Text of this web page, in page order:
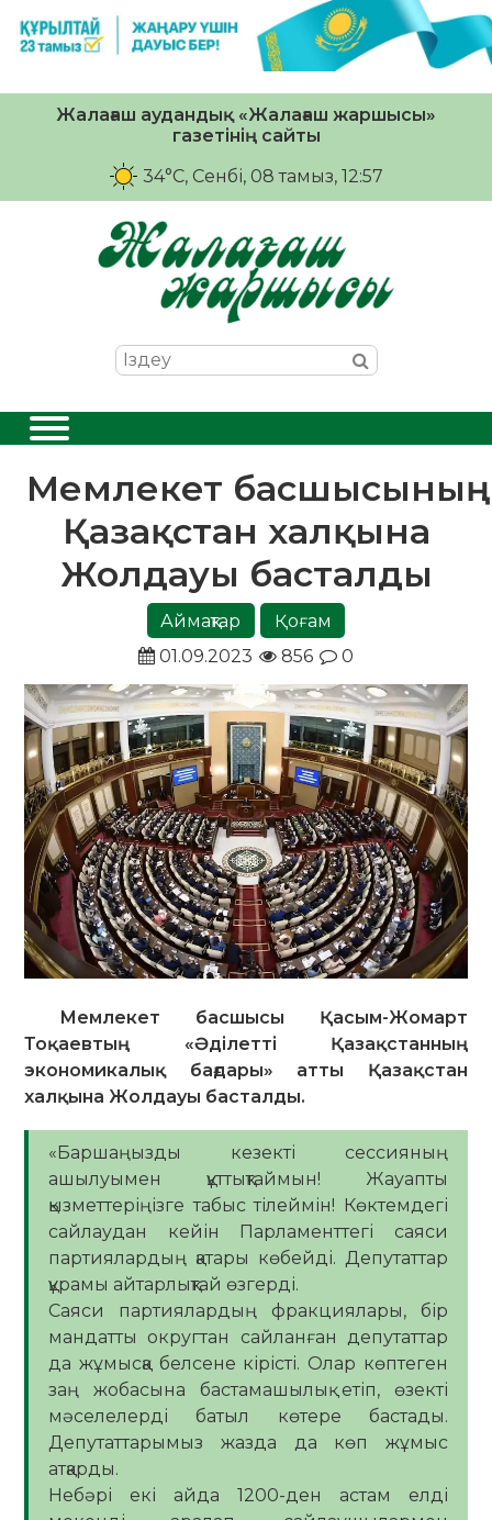
Жалағаш аудандық «Жалағаш жаршысы»
газетінің сайты
34°C, Сенбі, 08 тамыз, 12:57
Мемлекет басшысының
Қазақстан халқына
Жолдауы басталды
Аймақтар
Қоғам
01.09.2023
856 0
Мемлекет басшысы Қасым-Жомарт
Тоқаевтың «Әділетті Қазақстанның
экономикалық бағдары» атты Қазақстан
халқына Жолдауы басталды.
«Баршаңызды кезекті сессияның
ашылуымен құттықтаймын! Жауапты
қызметтеріңізге табыс тілеймін! Көктемдегі
сайлаудан кейін Парламенттегі саяси
партиялардың қатары көбейді. Депутаттар
құрамы айтарлықтай өзгерді.
Саяси партиялардың фракциялары, бір
мандатты округтан сайланған депутаттар
да жұмысқа белсене кірісті. Олар көптеген
заң жобасына бастамашылық етіп, өзекті
мәселелерді батыл көтере бастады.
Депутаттарымыз жазда да көп жұмыс
атқарды.
Небәрі екі айда 1200-ден астам елді